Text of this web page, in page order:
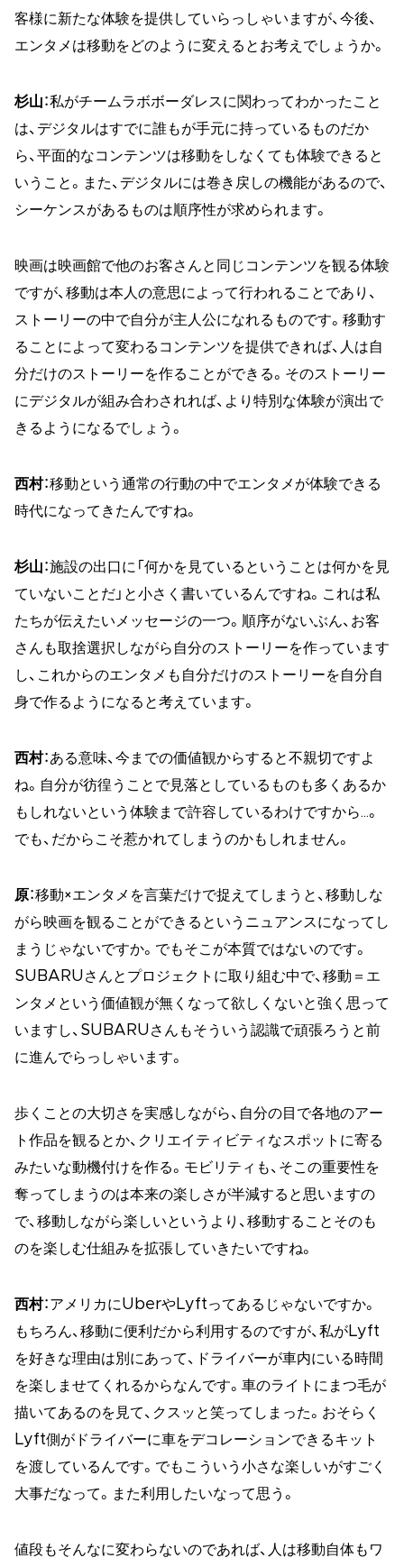
客様に新たな体験を提供していらっしゃいますが、今後、
エンタメは移動をどのように変えるとお考えでしょうか。
杉山：私がチームラボボーダレスに関わってわかったこと
は、デジタルはすでに誰もが手元に持っているものだか
ら、平面的なコンテンツは移動をしなくても体験できると
いうこと。また、デジタルには巻き戻しの機能があるので、
シーケンスがあるものは順序性が求められます。
映画は映画館で他のお客さんと同じコンテンツを観る体験
ですが、移動は本人の意思によって行われることであり、
ストーリーの中で自分が主人公になれるものです。移動す
ることによって変わるコンテンツを提供できれば、人は自
分だけのストーリーを作ることができる。そのストーリー
にデジタルが組み合わされれば、より特別な体験が演出で
きるようになるでしょう。
西村：移動という通常の行動の中でエンタメが体験できる
時代になってきたんですね。
杉山：施設の出口に「何かを見ているということは何かを見
ていないことだ」と小さく書いているんですね。これは私
たちが伝えたいメッセージの一つ。順序がないぶん、お客
さんも取捨選択しながら自分のストーリーを作っています
し、これからのエンタメも自分だけのストーリーを自分自
身で作るようになると考えています。
西村：ある意味、今までの価値観からすると不親切ですよ
ね。自分が彷徨うことで見落としているものも多くあるか
もしれないという体験まで許容しているわけですから…。
でも、だからこそ惹かれてしまうのかもしれません。
原：移動×エンタメを言葉だけで捉えてしまうと、移動しな
がら映画を観ることができるというニュアンスになってし
まうじゃないですか。でもそこが本質ではないのです。
SUBARUさんとプロジェクトに取り組む中で、移動＝エ
ンタメという価値観が無くなって欲しくないと強く思って
いますし、SUBARUさんもそういう認識で頑張ろうと前
に進んでらっしゃいます。
歩くことの大切さを実感しながら、自分の目で各地のアー
ト作品を観るとか、クリエイティビティなスポットに寄る
みたいな動機付けを作る。モビリティも、そこの重要性を
奪ってしまうのは本来の楽しさが半減すると思いますの
で、移動しながら楽しいというより、移動することそのも
のを楽しむ仕組みを拡張していきたいですね。
西村：アメリカにUberやLyftってあるじゃないですか。
もちろん、移動に便利だから利用するのですが、私がLyft
を好きな理由は別にあって、ドライバーが車内にいる時間
を楽しませてくれるからなんです。車のライトにまつ毛が
描いてあるのを見て、クスッと笑ってしまった。おそらく
Lyft側がドライバーに車をデコレーションできるキット
を渡しているんです。でもこういう小さな楽しいがすごく
大事だなって。また利用したいなって思う。
値段もそんなに変わらないのであれば、人は移動自体もワ